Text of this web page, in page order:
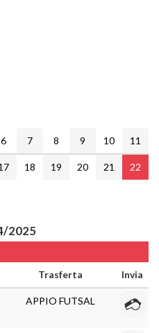
6 7 8 9 10 11
18 19 20 21
22
2025
Trasferta Invia
APPIO FUTSAL